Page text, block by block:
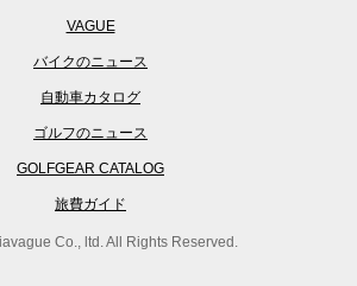
VAGUE
バイクのニュース
自動車カタログ
ゴルフのニュース
GOLFGEAR CATALOG
旅費ガイド
Co., ltd. All Rights Reserved.